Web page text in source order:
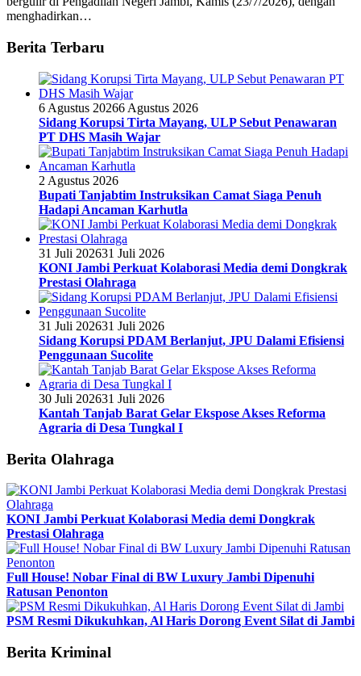
menghadirkan…
Berita Terbaru
6 Agustus 20266 Agustus 2026
Sidang Korupsi Tirta Mayang, ULP Sebut Penawaran
PT DHS Masih Wajar
2 Agustus 2026
Bupati Tanjabtim Instruksikan Camat Siaga Penuh
Hadapi Ancaman Karhutla
31 Juli 202631 Juli 2026
KONI Jambi Perkuat Kolaborasi Media demi Dongkrak
Prestasi Olahraga
31 Juli 202631 Juli 2026
Sidang Korupsi PDAM Berlanjut, JPU Dalami Efisiensi
Penggunaan Sucolite
30 Juli 202631 Juli 2026
Kantah Tanjab Barat Gelar Ekspose Akses Reforma
Agraria di Desa Tungkal I
Berita Olahraga
KONI Jambi Perkuat Kolaborasi Media demi Dongkrak
Prestasi Olahraga
Full House! Nobar Final di BW Luxury Jambi Dipenuhi
Ratusan Penonton
PSM Resmi Dikukuhkan, Al Haris Dorong Event Silat di Jambi
Berita Kriminal